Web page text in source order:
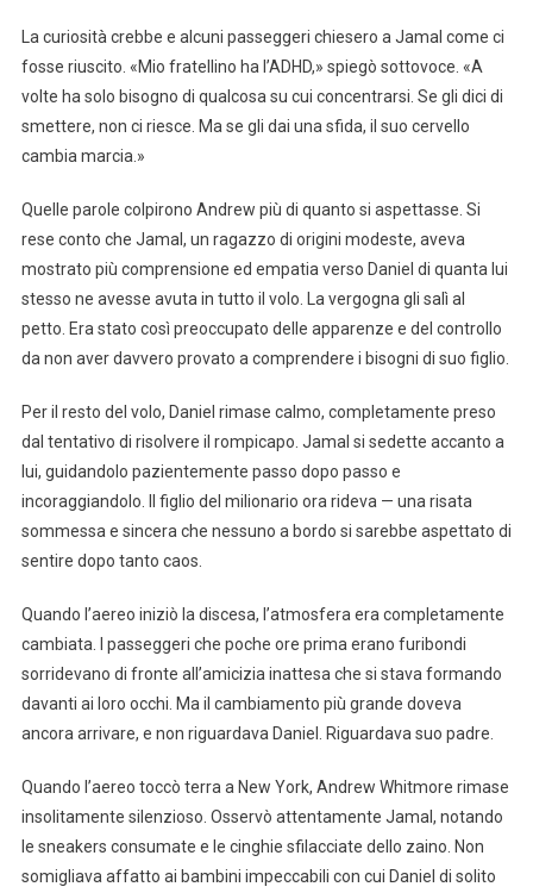
La curiosità crebbe e alcuni passeggeri chiesero a Jamal come ci
fosse riuscito. «Mio fratellino ha l’ADHD,» spiegò sottovoce. «A
volte ha solo bisogno di qualcosa su cui concentrarsi. Se gli dici di
smettere, non ci riesce. Ma se gli dai una sfida, il suo cervello
cambia marcia.»
Quelle parole colpirono Andrew più di quanto si aspettasse. Si
rese conto che Jamal, un ragazzo di origini modeste, aveva
mostrato più comprensione ed empatia verso Daniel di quanta lui
stesso ne avesse avuta in tutto il volo. La vergogna gli salì al
petto. Era stato così preoccupato delle apparenze e del controllo
da non aver davvero provato a comprendere i bisogni di suo figlio.
Per il resto del volo, Daniel rimase calmo, completamente preso
dal tentativo di risolvere il rompicapo. Jamal si sedette accanto a
lui, guidandolo pazientemente passo dopo passo e
incoraggiandolo. Il figlio del milionario ora rideva — una risata
sommessa e sincera che nessuno a bordo si sarebbe aspettato di
sentire dopo tanto caos.
Quando l’aereo iniziò la discesa, l’atmosfera era completamente
cambiata. I passeggeri che poche ore prima erano furibondi
sorridevano di fronte all’amicizia inattesa che si stava formando
davanti ai loro occhi. Ma il cambiamento più grande doveva
ancora arrivare, e non riguardava Daniel. Riguardava suo padre.
Quando l’aereo toccò terra a New York, Andrew Whitmore rimase
insolitamente silenzioso. Osservò attentamente Jamal, notando
le sneakers consumate e le cinghie sfilacciate dello zaino. Non
somigliava affatto ai bambini impeccabili con cui Daniel di solito